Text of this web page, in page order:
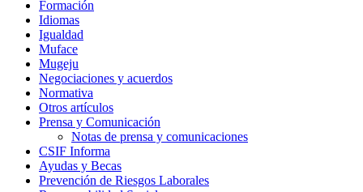
Formación
Idiomas
Igualdad
Muface
Mugeju
Negociaciones y acuerdos
Normativa
Otros artículos
Prensa y Comunicación
Notas de prensa y comunicaciones
CSIF Informa
Ayudas y Becas
Prevención de Riesgos Laborales